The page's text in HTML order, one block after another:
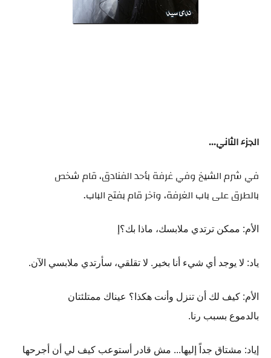
الجزء الثاني...
في شرم الشيخ وفي غرفة بأحد الفنادق،قام شخص
بالطرقعلى باب الغرفة، وآخر قام بفتح الباب.
الأم: ممكن ترتدي ملابسك، ماذا بك؟إ
ياد: لا يوجد أي شيء أنا بخير. لا تقلقي، سأرتدي ملابسي الآن.
الأم: كيف لك أن تنزل وأنت هكذا؟ عيناك ممتلئتان
بالدموع بسبب رنا.
إياد: مشتاق جداً إليها... مش قادر أستوعب كيف لي أن أجرحها